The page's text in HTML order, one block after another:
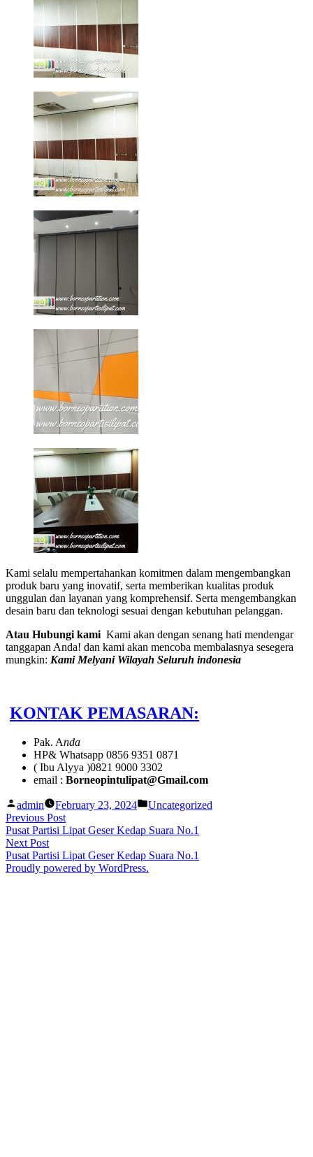
Kami selalu mempertahankan komitmen dalam mengembangkan
produk baru yang inovatif, serta memberikan kualitas produk
unggulan dan layanan yang komprehensif. Serta mengembangkan
desain baru dan teknologi sesuai dengan kebutuhan pelanggan.
Atau Hubungi kami Kami akan dengan senang hati mendengar
tanggapan Anda! dan kami akan mencoba membalasnya sesegera
mungkin: Kami Melyani Wilayah Seluruh indonesia
KONTAK PEMASARAN:
Pak. Anda
HP& Whatsapp 0856 9351 0871
( Ibu Alyya )0821 9000 3302
email : Borneopintulipat@Gmail.com
Posted
by
admin February 23, 2024
Posted
Uncategorized
Post
navigation
Previous PostPrevious
post:
Pusat Partisi Lipat Geser Kedap Suara No.1
Next PostNext
post:
Pusat Partisi Lipat Geser Kedap Suara No.1
Proudly powered by WordPress.